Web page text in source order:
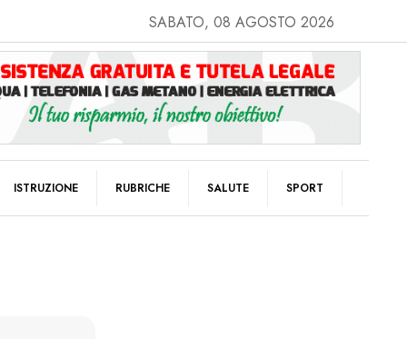
SABATO, 08 AGOSTO 2026
ISTRUZIONE RUBRICHE SALUTE SPORT